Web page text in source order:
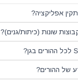
אפליקציה?
שונות (כיתות/גנים)?
של ההורים?